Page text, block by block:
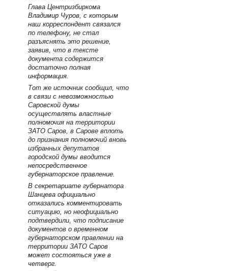
Глава Центризбиркома
Владимир Чуров, с которым
наш корреспондент связался
по телефону, не стал
разъяснять это решение,
заявив, что в тексте
документа содержится
достаточно полная
информация.
Тот же источник сообщил, что
в связи с невозможностью
Саровской думы
осуществлять властные
полномочия на территории
ЗАТО Саров, в Сарове вплоть
до признания полномочий вновь
избранных депутатов
городской думы вводится
непосредственное
губернаторское правление.
В секретариате губернатора
Шанцева официально
отказались комментировать
ситуацию, но неофициально
подтвердили, что подписание
документов о временном
губернаторском правлении на
территории ЗАТО Саров
может состояться уже в
четверг.